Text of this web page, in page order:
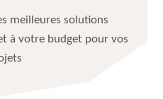
meilleures solutions
à votre budget pour vos